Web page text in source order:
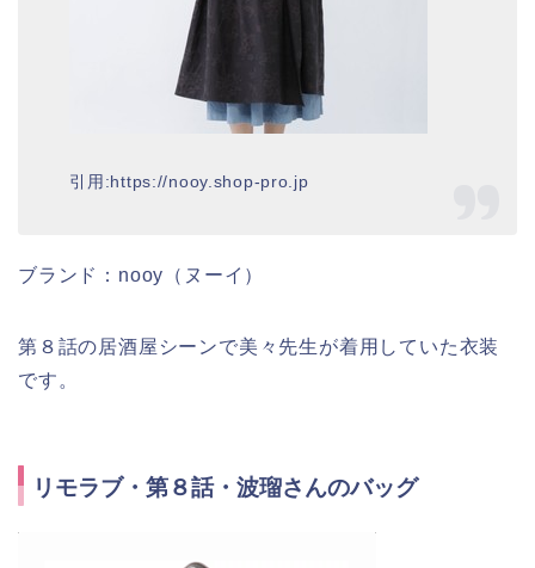
引用:https://nooy.shop-pro.jp
ブランド：nooy（ヌーイ）
第８話の居酒屋シーンで美々先生が着用していた衣装
です。
リモラブ・第８話・波瑠さんのバッグ